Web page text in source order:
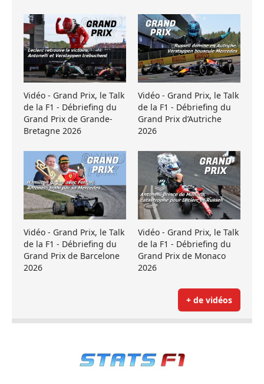
Vidéo - Grand Prix, le Talk
de la F1 - Débriefing du
Grand Prix de Grande-
Bretagne 2026
Vidéo - Grand Prix, le Talk
de la F1 - Débriefing du
Grand Prix d’Autriche
2026
Vidéo - Grand Prix, le Talk
de la F1 - Débriefing du
Grand Prix de Barcelone
2026
Vidéo - Grand Prix, le Talk
de la F1 - Débriefing du
Grand Prix de Monaco
2026
+ de vidéos